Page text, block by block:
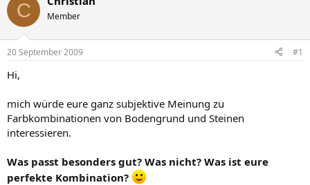
t
e
e
l
t
C Member
20 September 2009 #1
Hi,
mich würde eure ganz subjektive Meinung zu
Farbkombinationen von Bodengrund und Steinen
interessieren.
Was passt besonders gut? Was nicht? Was ist eure
perfekte Kombination?